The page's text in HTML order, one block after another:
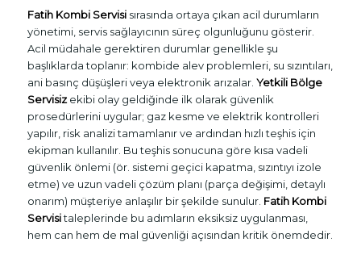
Fatih Kombi Servisisırasında ortaya çıkan acil durumların
yönetimi, servis sağlayıcının süreç olgunluğunu gösterir.
Acil müdahale gerektiren durumlar genellikle şu
başlıklarda toplanır: kombide alev problemleri, su sızıntıları,
ani basınç düşüşleri veya elektronik arızalar. Yetkili Bölge
Servisizekibi olay geldiğinde ilk olarak güvenlik
prosedürlerini uygular; gaz kesme ve elektrik kontrolleri
yapılır, risk analizi tamamlanır ve ardından hızlı teşhis için
ekipman kullanılır. Bu teşhis sonucuna göre kısa vadeli
güvenlik önlemi (ör. sistemi geçici kapatma, sızıntıyı izole
etme) ve uzun vadeli çözüm planı (parça değişimi, detaylı
onarım) müşteriye anlaşılır bir şekilde sunulur. Fatih Kombi
Servisitaleplerinde bu adımların eksiksiz uygulanması,
hem can hem de mal güvenliği açısından kritik önemdedir.